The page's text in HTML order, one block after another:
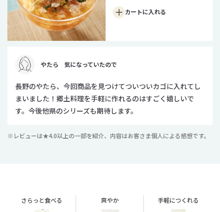
カートに入れる
やたら 気になっていたので
長野のやたら、今回商品を見つけてついついカゴに入れてし
まいました！郷土料理を手軽に作れるのはすごく嬉しいで
す。今後他県のシリーズも期待します。
レビューは★4.0以上の一部を紹介、内容はお客さま個人による感想です。
さらっと食べる 爽やか 手軽につくれる